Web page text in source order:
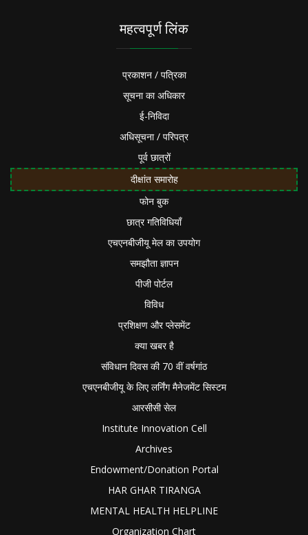
महत्वपूर्ण लिंक
प्रकाशन / पत्रिका
सूचना का अधिकार
ई-निविदा
अधिसूचना / परिपत्र
पूर्व छात्रों
दीक्षांत समारोह
फोन बुक
छात्र गतिविधियाँ
एचएनबीजीयू मेल का उपयोग
समझौता ज्ञापन
पीजी पोर्टल
विविध
प्रशिक्षण और प्लेसमेंट
क्या खबर है
संविधान दिवस की 70 वीं वर्षगांठ
एचएनबीजीयू के लिए लर्निंग मैनेजमेंट सिस्टम
आरसीसी सेल
Institute Innovation Cell
Archives
Endowment/Donation Portal
HAR GHAR TIRANGA
MENTAL HEALTH HELPLINE
Organization Chart